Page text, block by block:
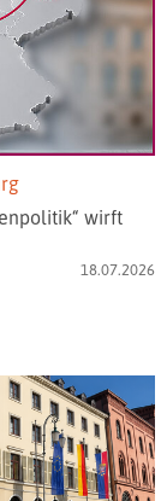
wirft
18.07.2026